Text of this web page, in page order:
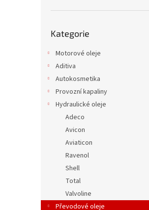
kategorie
Kategorie
Motorové oleje
Aditiva
Autokosmetika
Provozní kapaliny
Hydraulické oleje
Adeco
Avicon
Aviaticon
Ravenol
Shell
Total
Valvoline
Převodové oleje